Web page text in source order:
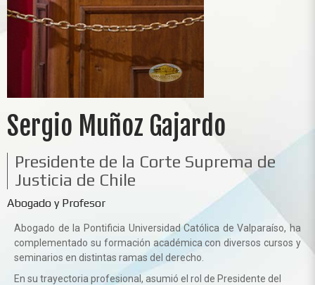
Sergio Muñoz Gajardo
Presidente de la Corte Suprema de
Justicia de Chile
Abogado y Profesor
Abogado de la Pontificia Universidad Católica de Valparaíso, ha
complementado su formación académica con diversos cursos y
seminarios en distintas ramas del derecho.
En su trayectoria profesional, asumió el rol de Presidente del